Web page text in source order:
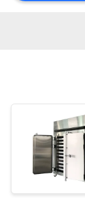
PRIVACY
POLICY